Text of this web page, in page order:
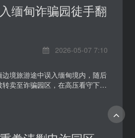
缅甸诈骗园徒手翻
2026-05-07 7:10
境旅游途中误入缅甸境内，随后
卖至诈骗园区，在高压看守下被